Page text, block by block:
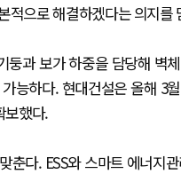
적으로 해결하겠다는 의지를
둥과 보가 하중을 담당해 벽
능하다. 현대건설은 올해 3
보했다.
다. ESS와 스마트 에너지